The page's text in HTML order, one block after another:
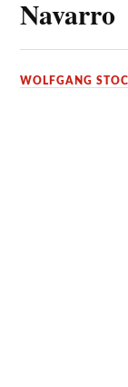
Navarro
WOLFGANG
von Key West
Vater
Barbier. Im
kubanische,